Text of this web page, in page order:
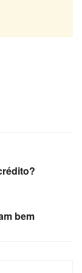
bem